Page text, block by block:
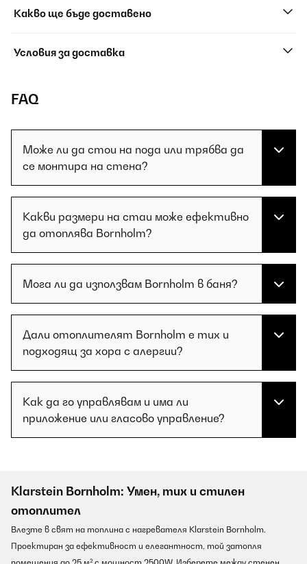
Какво ще бъде доставено
Условия за доставка
FAQ
Може ли да стои на пода или трябва да
се монтира на стена?
Какви размери на стаи може ефективно
да отоплява Bornholm?
Мога ли да използвам Bornholm в баня?
Дали отоплителят Bornholm е тих и
подходящ за хора с алергии?
Как да го управлявам и има ли
приложение или гласово управление?
Klarstein Bornholm: Умен, тих и стилен
отоплител
Влезте в свят на топлина с нагревателя Klarstein Bornholm.
Проектиран за ефективност и елегантност, той затопля